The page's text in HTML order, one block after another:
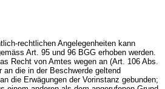
rechtlichen Angelegenheiten kann
Art. 95 und 96 BGG erhoben werden.
Recht von Amtes wegen an (Art. 106 Abs.
die in der Beschwerde geltend
die Erwägungen der Vorinstanz gebunden;